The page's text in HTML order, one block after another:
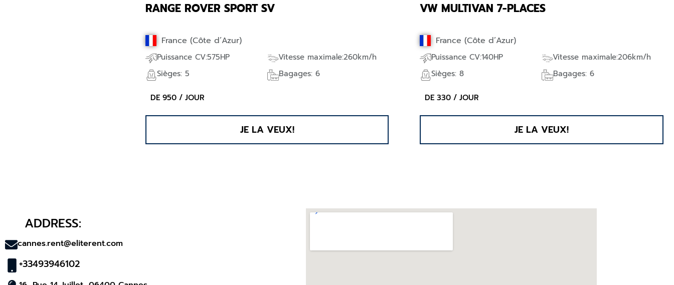
RANGE ROVER SPORT SV
France (Côte d’Azur)
Puissance CV:575HP
Vitesse maximale:260km/h
Sièges: 5
Bagages: 6
DE 950 / JOUR
JE LA VEUX!
VW MULTIVAN 7-PLACES
France (Côte d’Azur)
Puissance CV:140HP
Vitesse maximale:206km/h
Sièges: 8
Bagages: 6
DE 330 / JOUR
JE LA VEUX!
ADDRESS:
cannes.rent@eliterent.com
+33493946102